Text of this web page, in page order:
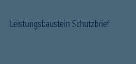
Leistungsbaustein Schutzbrief